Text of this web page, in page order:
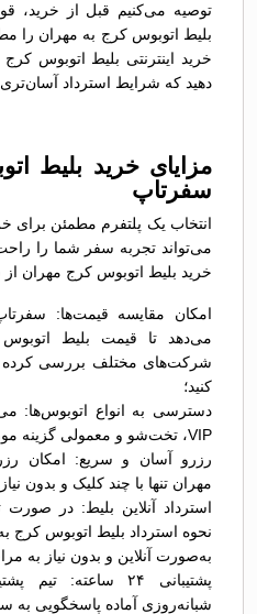
توصیه می‌کنیم قبل از خرید،
بلیط اتوبوس کرج به مهران را
خرید اینترنتی بلیط اتوبوس
دهید که شرایط استرداد آسان‌تری
مزایای خرید بلیط
سفرتاپ
انتخاب یک پلتفرم مطمئن برای
می‌تواند تجربه سفر شما را
خرید بلیط اتوبوس کرج مهران از
امکان مقایسه قیمت‌ها:
می‌دهد تا قیمت بلیط
شرکت‌های مختلف بررسی کرده و
کنید؛
دسترسی به انواع اتوبوس‌ها:
VIP، تخت‌شو و معمولی گزینه موردنظر خود را انتخاب کنید؛
رزرو آسان و سریع: امکان
مهران تنها با چند کلیک و بدون
استرداد آنلاین بلیط: در صورت
نحوه استرداد بلیط اتوبوس
به‌صورت آنلاین و بدون نیاز به
پشتیبانی ۲۴ ساعته:
شبانه‌روزی آماده پاسخگویی